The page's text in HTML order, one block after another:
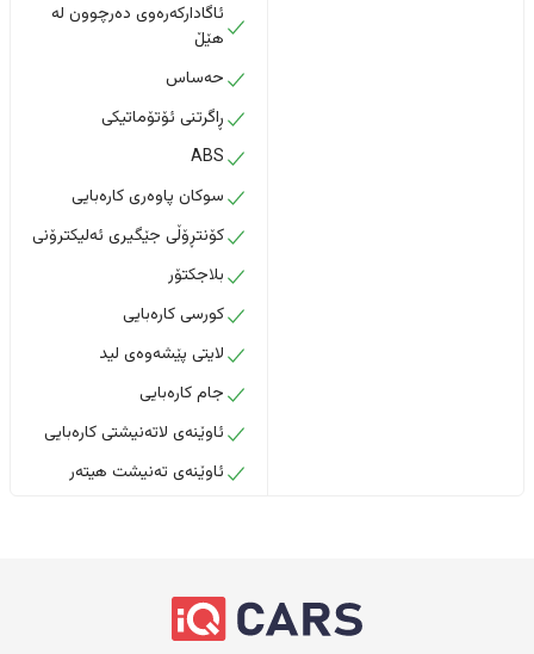
ئاگادارکەرەوی دەرچوون لە
هێڵ
حەساس
ڕاگرتنی ئۆتۆماتیکی
ABS
سوکان پاوەری کارەبایی
کۆنتڕۆڵی جێگیری ئەلیکترۆنی
بلاجکتۆر
کورسی کارەبایی
لایتی پێشەوەی لید
جام کارەبایی
ئاوێنەی لاتەنیشتی کارەبایی
ئاوێنەی تەنیشت هیتەر